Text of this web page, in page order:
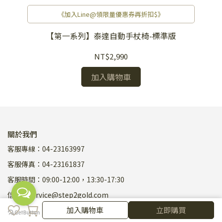
加入購物車
加入購物車 立即購買
《加入Line@領限量優惠券再折扣$》
【第一系列】泰達自動手杖椅-標準版
NT$2,990
加入購物車
關於我們
客服專線：04-23163997
客服傳真：04-23161837
客服時間：09:00-12:00，13:30-17:30
信箱：service@step2gold.com
地址：台中市西區台灣大道二段489號28樓之一